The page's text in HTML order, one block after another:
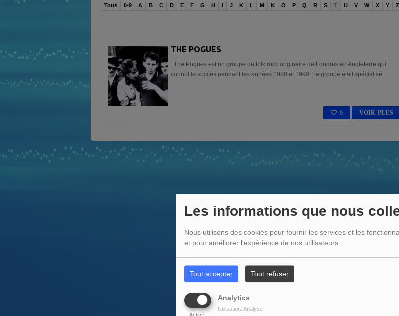
Les informations que nous
Nous utilisons des cookies pour fournir les services et les
et pour améliorer l'expérience de nos utilisateurs.
Tout accepter Tout refuser
Analytics
Utilisation: Analyse
Tous 0-9 A B C D E F G H I J K L M N O P Q R S T U V W X Y Z
THE POGUES
The Pogues est un groupe de folk rock originaire de Londres en Angleterre qui
connut le succès pendant les années 1980 et 1990. Le groupe était spécialisé...
VOIR PLUS
0